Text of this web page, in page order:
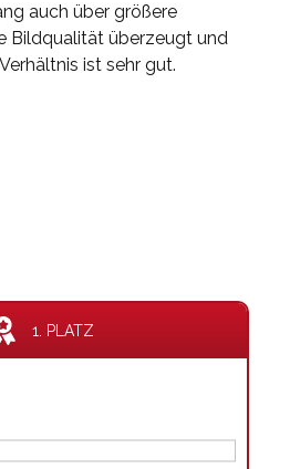
auch über größere
Bildqualität überzeugt und
ist sehr gut.
1. PLATZ